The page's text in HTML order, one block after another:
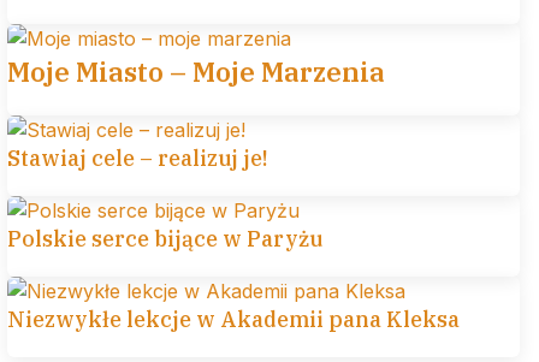
Moje Miasto – Moje Marzenia
Stawiaj cele – realizuj je!
Polskie serce bijące w Paryżu
Niezwykłe lekcje w Akademii pana Kleksa